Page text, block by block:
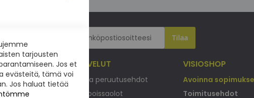
Tilaa
KOULUTUSPALVELUT
Ilmoittautumis- ja peruutusehdot
Yleisiä ohjeita ja poissaolot
VISIOSHOP
Avoinna
Toimitusehdot
tarjousten
Jos et
evästeitä, tämä voi
Jos haluat tietää